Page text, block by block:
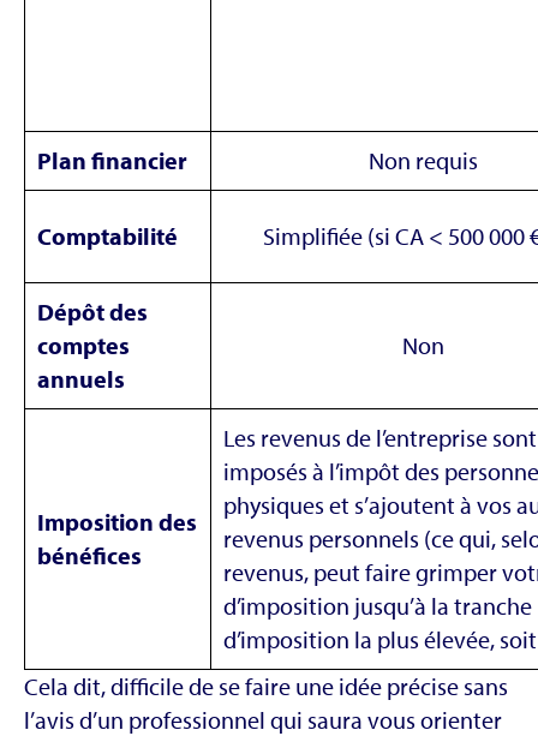
Plan financier Non requis
Comptabilité Simplifiée (si CA < 500 000
Dépôt des
comptes
annuels
Non
Imposition des
bénéfices
Les revenus de l’entreprise sont
imposés à l’impôt des
physiques et s’ajoutent à vos
revenus personnels (ce qui,
revenus, peut faire grimper
d’imposition jusqu’à la tranche
d’imposition la plus élevée,
Cela dit, difficile de se faire une idée précise sans
l’avis d’un professionnel qui saura vous orienter